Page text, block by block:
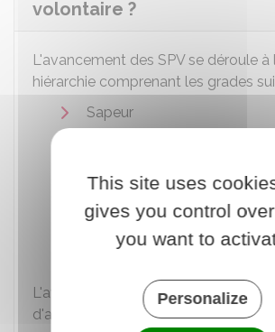
volontaire ?
L'avancement des SPV se déroule à
hiérarchie comprenant les grades
Sapeur
Sous-officier (sergent et
Officier (lieutenant, capitaine,
commandant, lieutenant-
colonel).
L'avancement est soumis à des
d'ancienneté et de formation.
This site uses
gives you control
you want to
Personalize